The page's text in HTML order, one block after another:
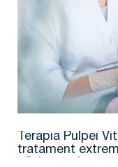
Terapia Pulpei
tratament